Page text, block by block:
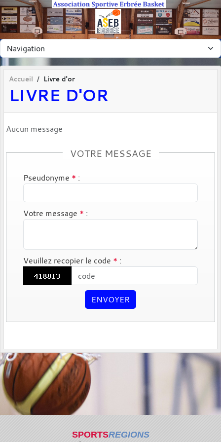
Accueil Livre d'or
LIVRE D'OR
Aucun message
VOTRE MESSAGE
Pseudonyme * :
Votre message * :
Veuillez recopier le code * :
ENVOYER
SPORTSREGIONS
Panneau de gestion des cookies